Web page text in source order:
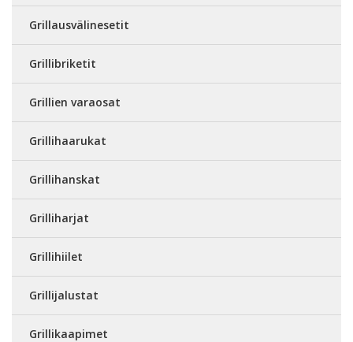
Grillausvälinesetit
Grillibriketit
Grillien varaosat
Grillihaarukat
Grillihanskat
Grilliharjat
Grillihiilet
Grillijalustat
Grillikaapimet